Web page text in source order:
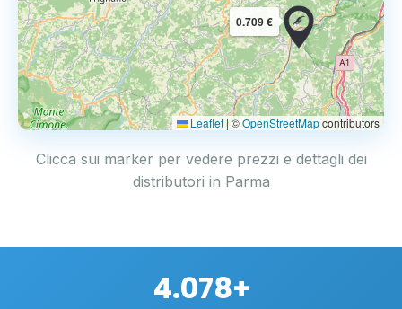
0.709 €
Leaflet | ©OpenStreetMapcontributors
Clicca sui marker per vedere prezzi e dettagli dei
distributori in Parma
4.078+